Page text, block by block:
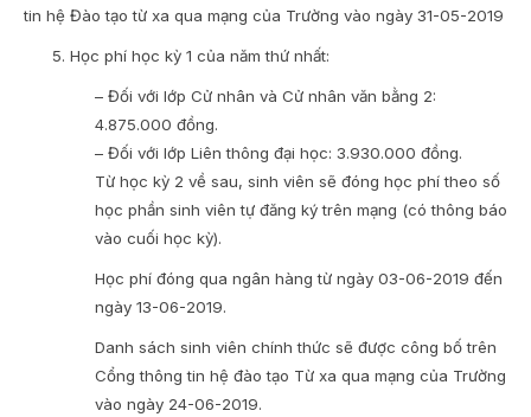
tin hệ Đào tạo từ xa qua mạng của Trường vào ngày 31-05-2019
5. Học phí học kỳ 1 của năm thứ nhất:
– Đối với lớp Cử nhân và Cử nhân văn bằng 2:
4.875.000 đồng.
– Đối với lớp Liên thông đại học: 3.930.000 đồng.
Từ học kỳ 2 về sau, sinh viên sẽ đóng học phí theo số
học phần sinh viên tự đăng ký trên mạng (có thông báo
vào cuối học kỳ).
Học phí đóng qua ngân hàng từ ngày 03-06-2019 đến
ngày 13-06-2019.
Danh sách sinh viên chính thức sẽ được công bố trên
Cổng thông tin hệ đào tạo Từ xa qua mạng của Trường
vào ngày 24-06-2019.